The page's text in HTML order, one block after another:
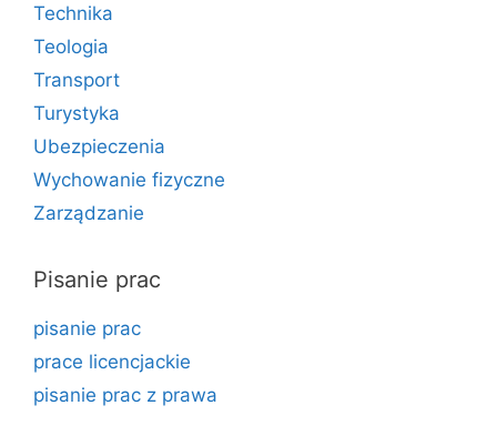
Technika
Teologia
Transport
Turystyka
Ubezpieczenia
Wychowanie fizyczne
Zarządzanie
Pisanie prac
pisanie prac
prace licencjackie
pisanie prac z prawa